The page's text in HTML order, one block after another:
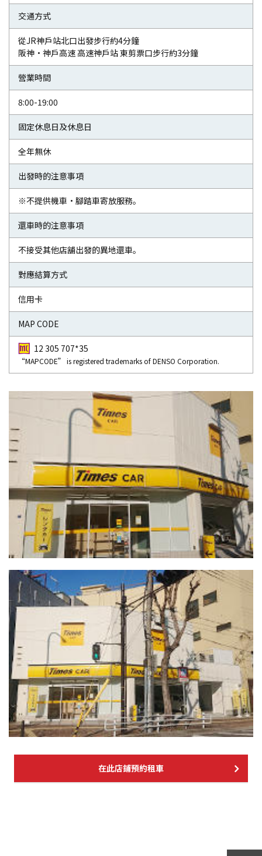
交通方式
從JR神戶站北口出發步行約4分鐘
阪神・神戶高速 高速神戶站 東剪票口步行約3分鐘
營業時間
8:00-19:00
固定休息日及休息日
全年無休
出發時的注意事項
※不提供機車・腳踏車寄放服務。
還車時的注意事項
不接受其他店舖出發的異地還車。
對應結算方式
信用卡
MAP CODE
12 305 707*35
“MAPCODE” is registered trademarks of DENSO Corporation.
在此店鋪預約租車